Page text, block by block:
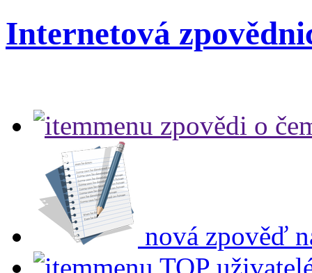
Internetová
zpovědi o
nová zpověď
TOP